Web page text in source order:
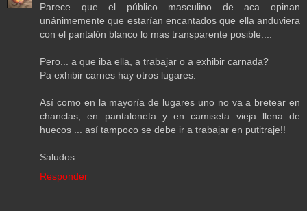
Parece que el público masculino de aca opinan
unánimemente que estarían encantados que ella anduviera
con el pantalón blanco lo mas transparente posible....
Pero... a que iba ella, a trabajar o a exhibir carnada?
Pa exhibir carnes hay otros lugares.
Así como en la mayoría de lugares uno no va a bretear en
chanclas, en pantaloneta y en camiseta vieja llena de
huecos ... así tampoco se debe ir a trabajar en putitraje!!
Saludos
Responder